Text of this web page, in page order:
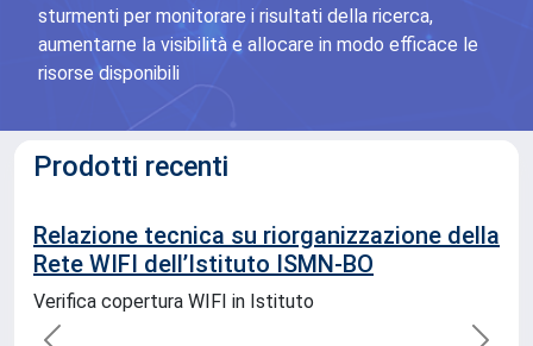
sturmenti per monitorare i risultati della ricerca,
aumentarne la visibilità e allocare in modo efficace le
risorse disponibili
Prodotti recenti
tecnica su riorganizzazione della
WIFI dell’Istituto ISMN-BO
copertura WIFI in Istituto
Mobility